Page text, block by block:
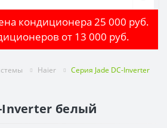
кондиционера 25 000 руб.
от 13 000 руб.
Haier
Серия Jade DC-Inverter
Inverter белый